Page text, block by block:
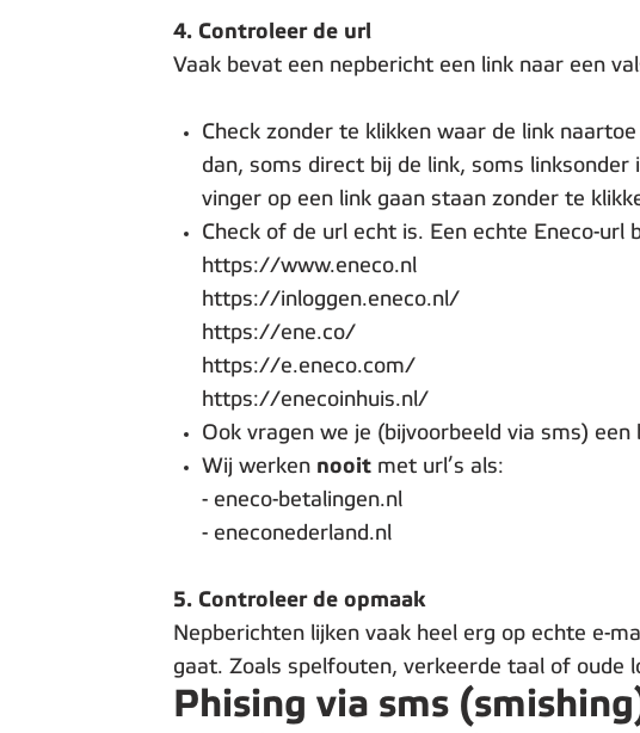
4. Controleer de url
Vaak bevat een nepbericht een link naar een
Check zonder te klikken waar de link
dan, soms direct bij de link, soms
vinger op een link gaan staan zonder te
Check of de url echt is. Een echte Eneco-url
https://www.eneco.nl
https://inloggen.eneco.nl/
https://ene.co/
https://e.eneco.com/
https://enecoinhuis.nl/
Ook vragen we je (bijvoorbeeld via sms)
Wij werken nooit met url’s als:
- eneco-betalingen.nl
- eneconederland.nl
5. Controleer de opmaak
Nepberichten lijken vaak heel erg op echte e-
gaat. Zoals spelfouten, verkeerde taal of oude
Phising via sms